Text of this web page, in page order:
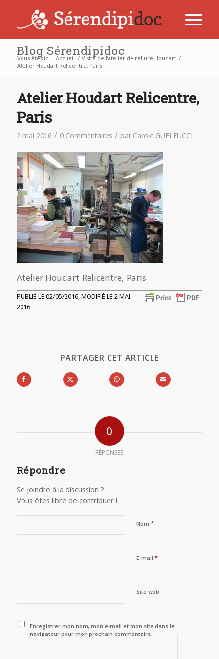
Blog Sérendipidoc
Vous êtes ici : Accueil / Visite de l’atelier de reliure Houdart /
Atelier Houdart Relicentre, Paris
Atelier Houdart Relicentre,
Paris
2 mai 2016 / 0 Commentaires / par Carole GUELFUCCI
Atelier Houdart Relicentre, Paris
PUBLIÉ LE 02/05/2016, MODIFIÉ LE 2 MAI
2016
PARTAGER CET ARTICLE
0
RÉPONSES
Répondre
Se joindre à la discussion ?
Vous êtes libre de contribuer !
Nom *
E-mail *
Site web
Enregistrer mon nom, mon e-mail et mon site dans le
navigateur pour mon prochain commentaire.